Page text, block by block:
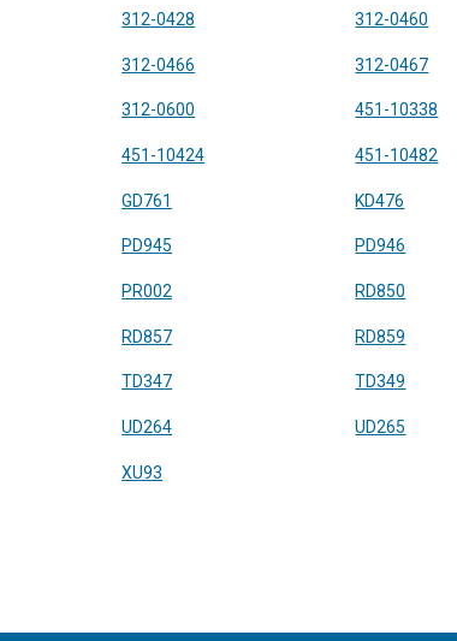
312-0428 312-0460
312-0466 312-0467
312-0600 451-10338
451-10424 451-10482
GD761 KD476
PD945 PD946
PR002 RD850
RD857 RD859
TD347 TD349
UD264 UD265
XU93